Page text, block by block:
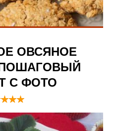
ОВСЯНОЕ
С ФОТО